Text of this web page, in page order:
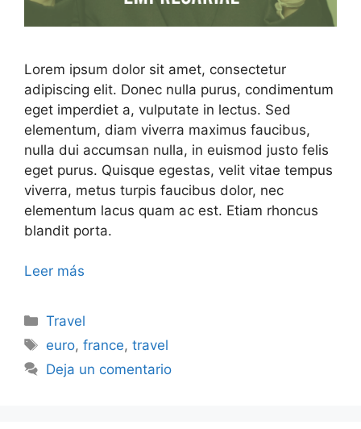
Lorem ipsum dolor sit amet, consectetur
adipiscing elit. Donec nulla purus, condimentum
eget imperdiet a, vulputate in lectus. Sed
elementum, diam viverra maximus faucibus,
nulla dui accumsan nulla, in euismod justo felis
eget purus. Quisque egestas, velit vitae tempus
viverra, metus turpis faucibus dolor, nec
elementum lacus quam ac est. Etiam rhoncus
blandit porta.
Leer más
Travel
euro,france,travel
Deja un comentario